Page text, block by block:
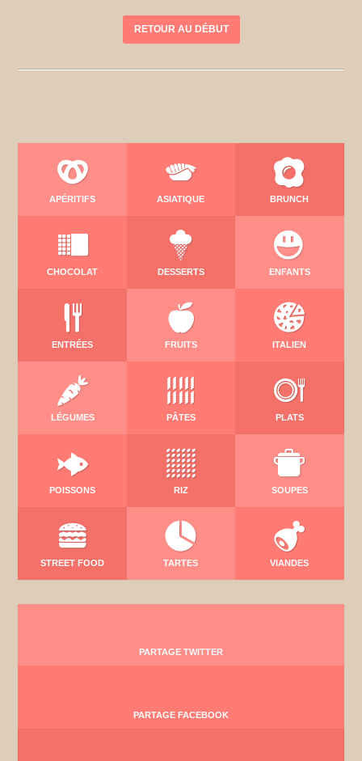
RETOUR AU DÉBUT
APÉRITIFS ASIATIQUE BRUNCH
CHOCOLAT DESSERTS ENFANTS
ENTRÉES FRUITS ITALIEN
LÉGUMES PÂTES PLATS
POISSONS RIZ SOUPES
STREET FOOD TARTES VIANDES
PARTAGE TWITTER
PARTAGE FACEBOOK